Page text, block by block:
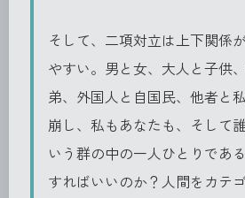
そして、二項対立は上下関係
やすい。男と女、大人と子供
弟、外国人と自国民、他者と
崩し、私もあなたも、そして
いう群の中の一人ひとりであ
すればいいのか？人間をカテ